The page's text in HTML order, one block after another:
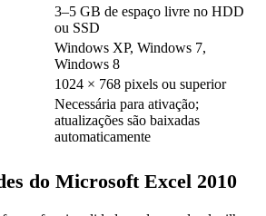
3–5 GB de espaço livre no HDD
ou SSD
Windows XP, Windows 7,
Windows 8
1024 × 768 pixels ou superior
Necessária para ativação;
atualizações são baixadas
automaticamente
do Microsoft Excel 2010